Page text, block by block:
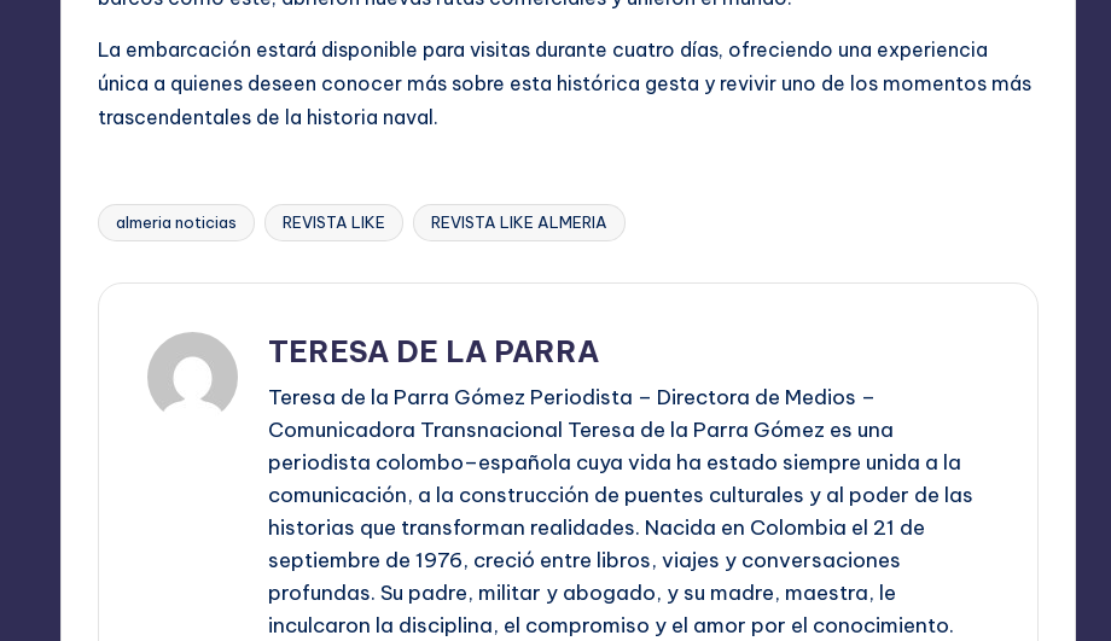
La embarcación estará disponible para visitas durante cuatro días, ofreciendo una experiencia
única a quienes deseen conocer más sobre esta histórica gesta y revivir uno de los momentos más
trascendentales de la historia naval.
Etiquetas:
almeria noticias REVISTA LIKE REVISTA LIKE ALMERIA
TERESA DE LA PARRA
Teresa de la Parra Gómez Periodista – Directora de Medios –
Comunicadora Transnacional Teresa de la Parra Gómez es una
periodista colombo–española cuya vida ha estado siempre unida a la
comunicación, a la construcción de puentes culturales y al poder de las
historias que transforman realidades. Nacida en Colombia el 21 de
septiembre de 1976, creció entre libros, viajes y conversaciones
profundas. Su padre, militar y abogado, y su madre, maestra, le
inculcaron la disciplina, el compromiso y el amor por el conocimiento.